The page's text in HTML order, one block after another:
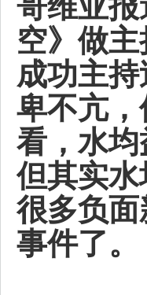
哥维亚
空》做
成功主
卑不亢
看，水
但其实
很多负
事件了。